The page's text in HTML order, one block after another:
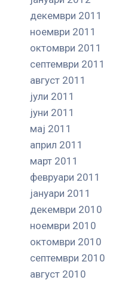
декември 2011
ноември 2011
октомври 2011
септември 2011
август 2011
јули 2011
јуни 2011
мај 2011
април 2011
март 2011
февруари 2011
јануари 2011
декември 2010
ноември 2010
октомври 2010
септември 2010
август 2010